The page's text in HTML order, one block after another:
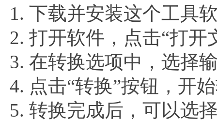
1. 下载并安装这个工具
2. 打开软件，点击“打
3. 在转换选项中，选择
4. 点击“转换”按钮，开
5. 转换完成后，可以选